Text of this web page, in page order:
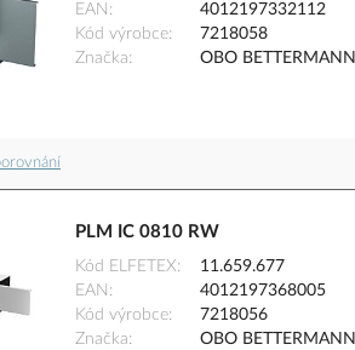
EAN
4012197332112
Kód výrobce
7218058
Značka
OBO BETTERMANN
PLM IC 0810 RW
Kód ELFETEX
11.659.677
EAN
4012197368005
Kód výrobce
7218056
Značka
OBO BETTERMANN